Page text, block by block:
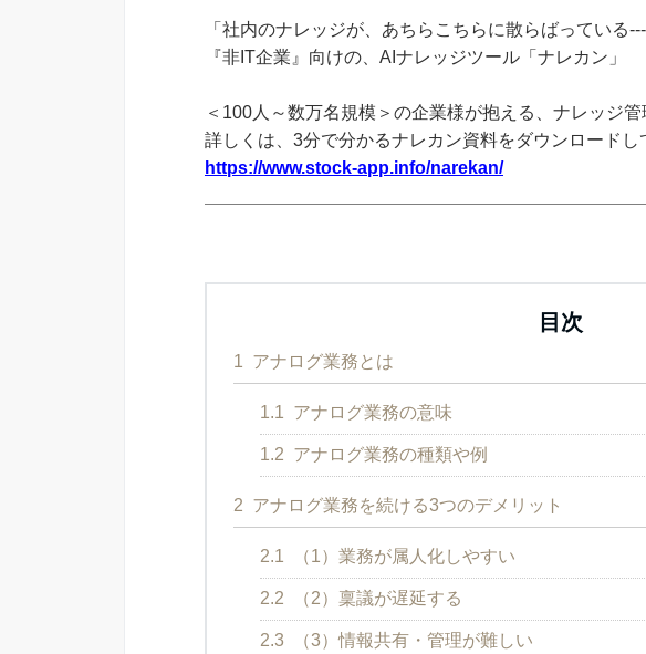
「社内のナレッジが、あちらこちらに散らばっている---
『非IT企業』向けの、AIナレッジツール「ナレカン」
＜100人～数万名規模＞の企業様が抱える、ナレッジ管
詳しくは、3分で分かるナレカン資料をダウンロードし
https://www.stock-app.info/narekan/
目次
1 アナログ業務とは
1.1 アナログ業務の意味
1.2 アナログ業務の種類や例
2 アナログ業務を続ける3つのデメリット
2.1 （1）業務が属人化しやすい
2.2 （2）稟議が遅延する
2.3 （3）情報共有・管理が難しい